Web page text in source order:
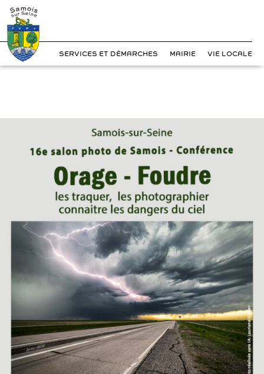
?>
Skip
to
content
SERVICES ET DÉMARCHES MAIRIE VIE LOCALE
Cookies management panel